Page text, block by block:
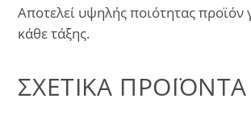
Αποτελεί υψηλής ποιότητας προϊόν
κάθε τάξης.
ΣΧΕΤΙΚΆ ΠΡΟΪΌΝΤΑ